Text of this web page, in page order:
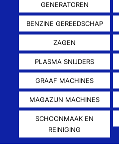
GENERATOREN
BENZINE GEREEDSCHAP
ZAGEN
PLASMA SNIJDERS
GRAAF MACHINES
MAGAZIJN MACHINES
SCHOONMAAK EN
REINIGING